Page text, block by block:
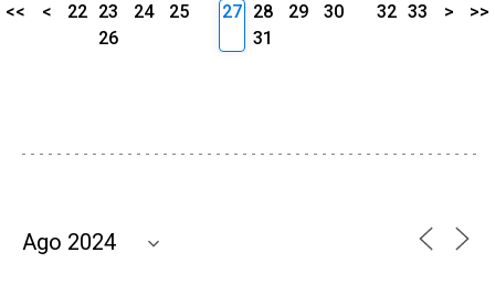
<< < 22 23 24
25
26
27 28 29
30
31
32 33 > >>